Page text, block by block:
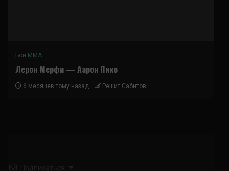
Бои ММА
Лерон Мерфи — Аарон Пико
6 месяцев тому назад Решит Сабитов